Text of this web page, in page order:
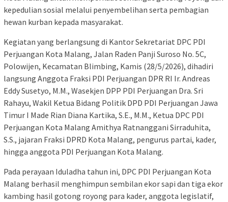
kepedulian sosial melalui penyembelihan serta pembagian
hewan kurban kepada masyarakat.
Kegiatan yang berlangsung di Kantor Sekretariat DPC PDI
Perjuangan Kota Malang, Jalan Raden Panji Suroso No. 5C,
Polowijen, Kecamatan Blimbing, Kamis (28/5/2026), dihadiri
langsung Anggota Fraksi PDI Perjuangan DPR RI Ir. Andreas
Eddy Susetyo, M.M., Wasekjen DPP PDI Perjuangan Dra. Sri
Rahayu, Wakil Ketua Bidang Politik DPD PDI Perjuangan Jawa
Timur I Made Rian Diana Kartika, S.E., M.M., Ketua DPC PDI
Perjuangan Kota Malang Amithya Ratnanggani Sirraduhita,
S.S., jajaran Fraksi DPRD Kota Malang, pengurus partai, kader,
hingga anggota PDI Perjuangan Kota Malang.
Pada perayaan Iduladha tahun ini, DPC PDI Perjuangan Kota
Malang berhasil menghimpun sembilan ekor sapi dan tiga ekor
kambing hasil gotong royong para kader, anggota legislatif,